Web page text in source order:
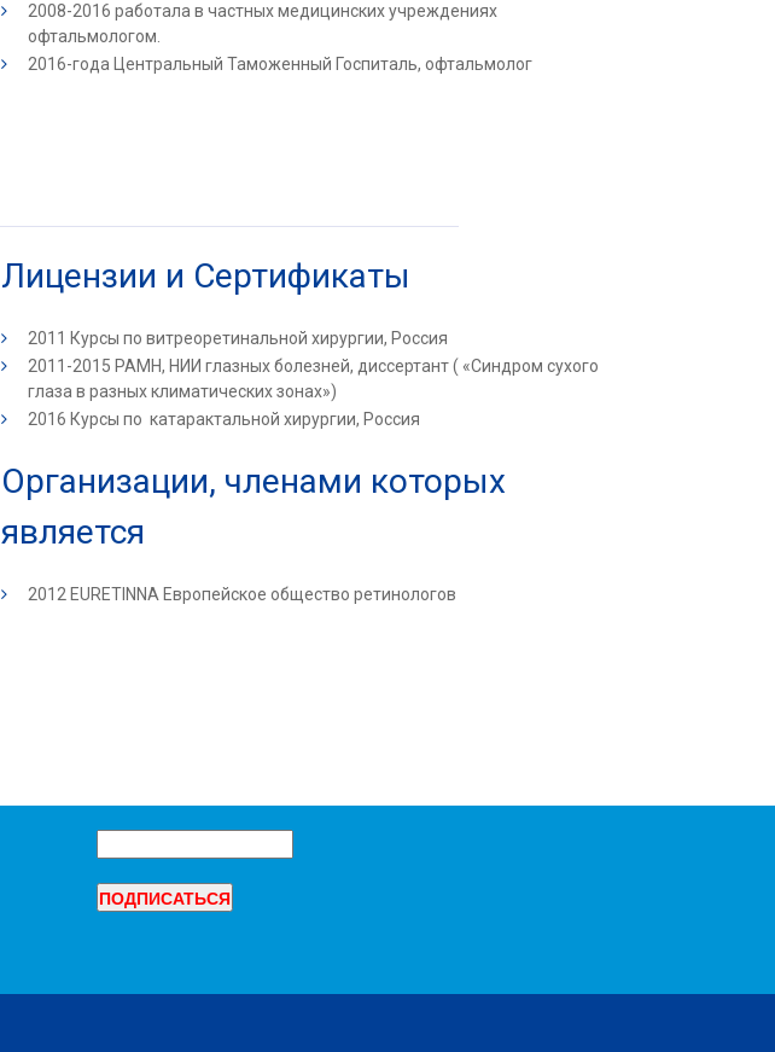
2008-2016 работала в частных медицинских учреждениях
офтальмологом.
2016-года Центральный Таможенный Госпиталь, офтальмолог
Лицензии и Сертификаты
2011 Курсы по витреоретинальной хирургии, Россия
2011-2015 РАМН, НИИ глазных болезней, диссертант ( «Синдром сухого
глаза в разных климатических зонах»)
2016 Курсы по катарактальной хирургии, Россия
Организации, членами которых
является
2012 EURETINNA Европейское общество ретинологов